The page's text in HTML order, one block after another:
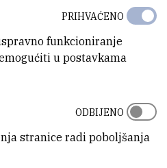
Zagreb
funkcioniranje
u postavkama
PRIHVAĆENO
stranice radi poboljšanja
ODBIJENO